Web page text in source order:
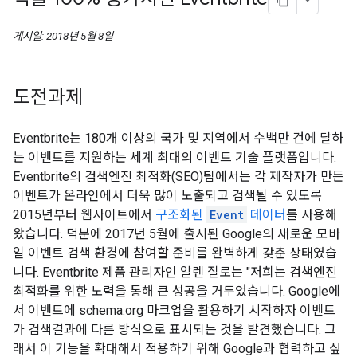
게시일: 2018년 5월 8일
도전과제
Eventbrite는 180개 이상의 국가 및 지역에서 수백만 건에 달하
는 이벤트를 지원하는 세계 최대의 이벤트 기술 플랫폼입니다.
Eventbrite의 검색엔진 최적화(SEO)팀에서는 각 제작자가 만든
이벤트가 온라인에서 더욱 많이 노출되고 검색될 수 있도록
2015년부터 웹사이트에서 구조화된 Event 데이터를 사용해
왔습니다. 덕분에 2017년 5월에 출시된 Google의 새로운 모바
일 이벤트 검색 환경에 참여할 준비를 완벽하게 갖춘 상태였습
니다. Eventbrite 제품 관리자인 알렌 질로는 "저희는 검색엔진
최적화를 위한 노력을 통해 큰 성공을 거두었습니다. Google에
서 이벤트에 schema.org 마크업을 활용하기 시작하자 이벤트
가 검색결과에 다른 방식으로 표시되는 것을 발견했습니다. 그
래서 이 기능을 확대해서 적용하기 위해 Google과 협력하고 싶